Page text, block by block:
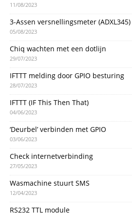
11/08/2023
3-Assen versnellingsmeter (ADXL345)
05/08/2023
Chiq wachten met een dotlijn
29/07/2023
IFTTT melding door GPIO besturing
28/07/2023
IFTTT (IF This Then That)
04/06/2023
‘Deurbel’ verbinden met GPIO
03/06/2023
Check internetverbinding
27/05/2023
Wasmachine stuurt SMS
12/04/2023
RS232 TTL module